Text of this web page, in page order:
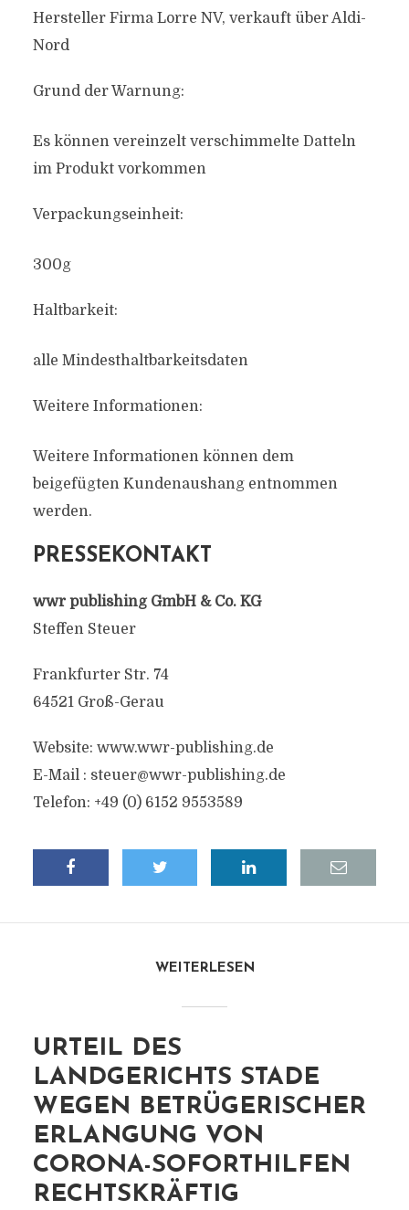
Hersteller Firma Lorre NV, verkauft über Aldi-
Nord
Grund der Warnung:
Es können vereinzelt verschimmelte Datteln
im Produkt vorkommen
Verpackungseinheit:
300g
Haltbarkeit:
alle Mindesthaltbarkeitsdaten
Weitere Informationen:
Weitere Informationen können dem
beigefügten Kundenaushang entnommen
werden.
PRESSEKONTAKT
wwr publishing GmbH & Co. KG
Steffen Steuer
Frankfurter Str. 74
64521 Groß-Gerau
Website: www.wwr-publishing.de
E-Mail : steuer@wwr-publishing.de
Telefon: +49 (0) 6152 9553589
WEITERLESEN
URTEIL DES
LANDGERICHTS STADE
WEGEN BETRÜGERISCHER
ERLANGUNG VON
CORONA-SOFORTHILFEN
RECHTSKRÄFTIG